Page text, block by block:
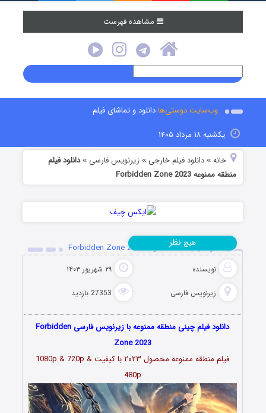
مشاهده فهرست
وب‌سایت دوستی‌هادانلود و تماشای فیلم
یکشنبه ۱۸ مرداد ۱۴۰۵
خانه »دانلود فیلم خارجی » زیرنویس فارسی »دانلود فیلم
منطقه ممنوعه Forbidden Zone 2023
دانلود فیلم منطقه ممنوعه Forbidden Zone 2023
نویسنده ۲۹ شهریور ۱۴۰۳
زیرنویس فارسی 27353 بازدید
هیچ نظر
دانلود فیلم چینی منطقه ممنوعه با زیرنویس فارسی Forbidden
Zone 2023
فیلم منطقه ممنوعه محصول ۲۰۲۳ با کیفیت 1080p & 720p &
480p